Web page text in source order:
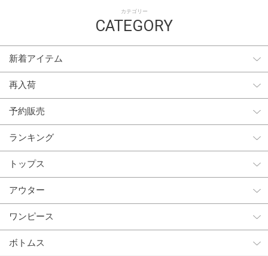
カテゴリー
CATEGORY
新着アイテム
再入荷
予約販売
ランキング
トップス
アウター
ワンピース
ボトムス